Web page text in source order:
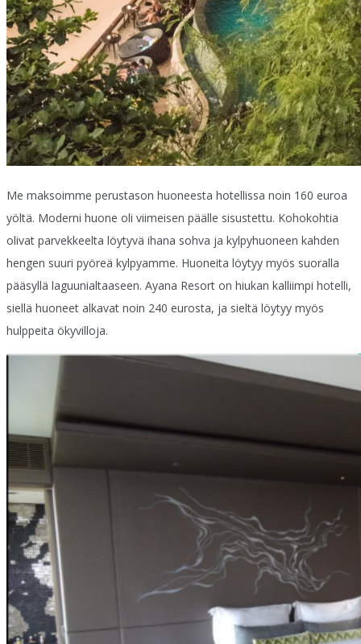
Me maksoimme perustason huoneesta hotellissa noin 160 euroa
yöltä. Moderni huone oli viimeisen päälle sisustettu. Kohokohtia
olivat parvekkeelta löytyvä ihana sohva ja kylpyhuoneen kahden
hengen suuri pyöreä kylpyamme. Huoneita löytyy myös suoralla
pääsyllä laguunialtaaseen. Ayana Resort on hiukan kalliimpi hotelli,
siellä huoneet alkavat noin 240 eurosta, ja sieltä löytyy myös
hulppeita ökyvilloja.